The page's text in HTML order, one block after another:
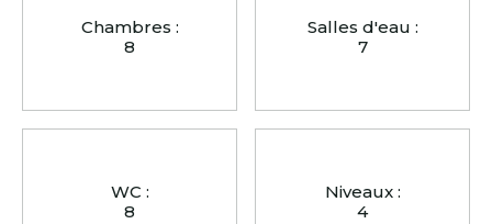
Chambres :
8
Salles d'eau :
7
WC :
8
Niveaux :
4